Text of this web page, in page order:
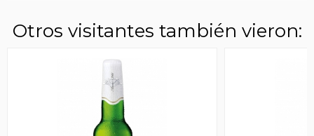
Otros visitantes también vieron: